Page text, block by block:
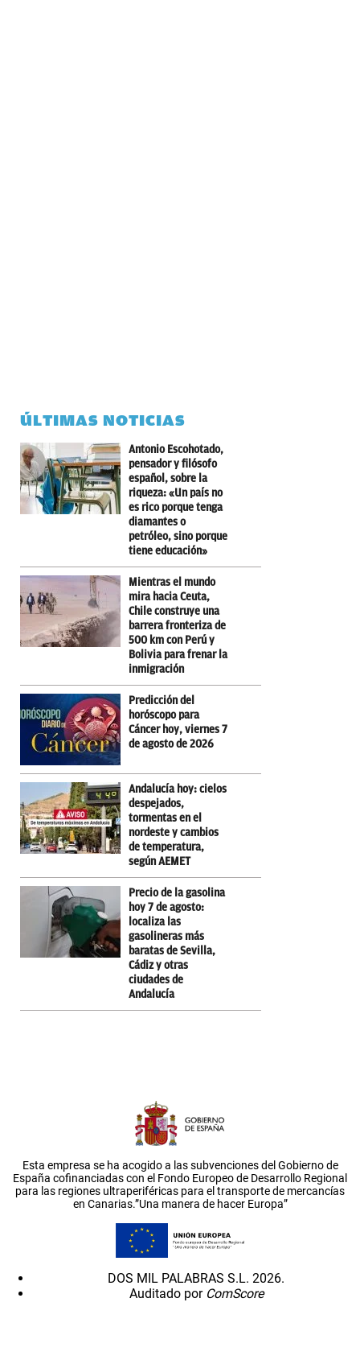
ÚLTIMAS NOTICIAS
Antonio Escohotado,
pensador y filósofo
español, sobre la
riqueza: «Un país no
es rico porque tenga
diamantes o
petróleo, sino porque
tiene educación»
Mientras el mundo
mira hacia Ceuta,
Chile construye una
barrera fronteriza de
500 km con Perú y
Bolivia para frenar la
inmigración
Predicción del
horóscopo para
Cáncer hoy, viernes 7
de agosto de 2026
Andalucía hoy: cielos
despejados,
tormentas en el
nordeste y cambios
de temperatura,
según AEMET
Precio de la gasolina
hoy 7 de agosto:
localiza las
gasolineras más
baratas de Sevilla,
Cádiz y otras
ciudades de
Andalucía
Esta empresa se ha acogido a las subvenciones del Gobierno de
España cofinanciadas con el Fondo Europeo de Desarrollo Regional
para las regiones ultraperiféricas para el transporte de mercancías
en Canarias.”Una manera de hacer Europa”
DOS MIL PALABRAS S.L. 2026.
Auditado por ComScore